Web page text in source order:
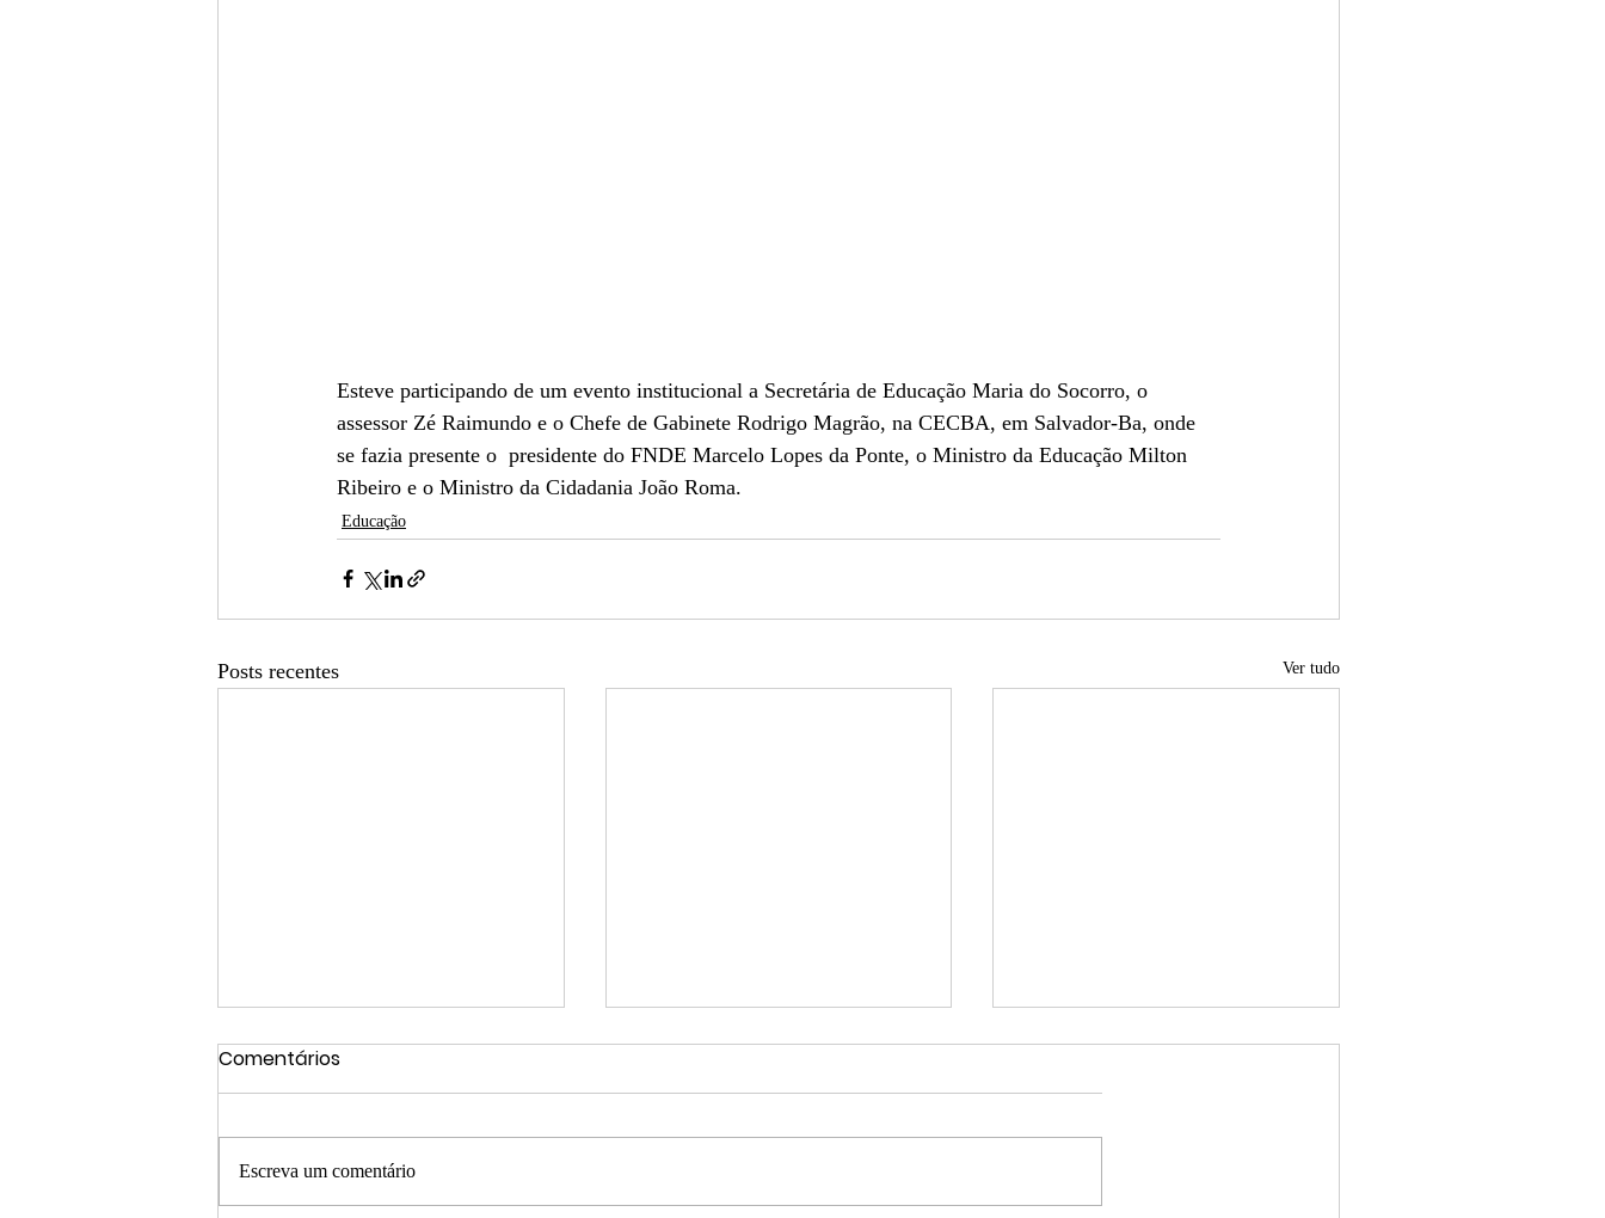
Esteve participando de um evento institucional a Secretária de Educação Maria do Socorro, o
assessor Zé Raimundo e o Chefe de Gabinete Rodrigo Magrão, na CECBA, em Salvador-Ba, onde
se fazia presente o  presidente do FNDE Marcelo Lopes da Ponte, o Ministro da Educação Milton
Ribeiro e o Ministro da Cidadania João Roma.
Educação
Posts recentes Ver tudo
Comentários
Escreva um comentário